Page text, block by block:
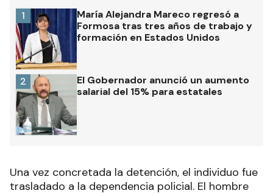
María Alejandra Mareco regresó a
Formosa tras tres años de trabajo y
formación en Estados Unidos
1
El Gobernador anunció un aumento
salarial del 15% para estatales
2
Una vez concretada la detención, el individuo fue
trasladado a la dependencia policial. El hombre